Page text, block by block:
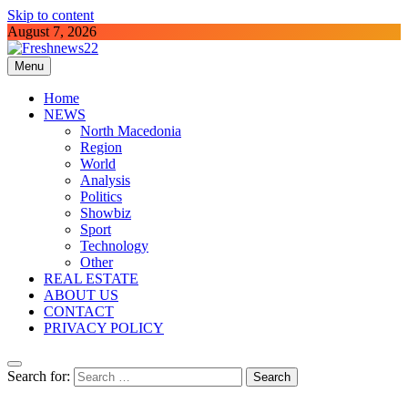
Skip to content
August 7, 2026
Freshnews22
Best News Website in North Macedonia
Menu
Home
NEWS
North Macedonia
Region
World
Analysis
Politics
Showbiz
Sport
Technology
Other
REAL ESTATE
ABOUT US
CONTACT
PRIVACY POLICY
Search for: